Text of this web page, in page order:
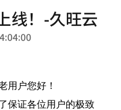
线！-久旺云
用户您好！
保证各位用户的极致